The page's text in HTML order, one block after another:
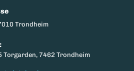
Trondheim
Torgarden, 7462 Trondheim